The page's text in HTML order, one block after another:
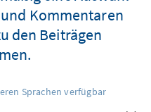
Kommentaren
den Beiträgen
Sprachen verfügbar